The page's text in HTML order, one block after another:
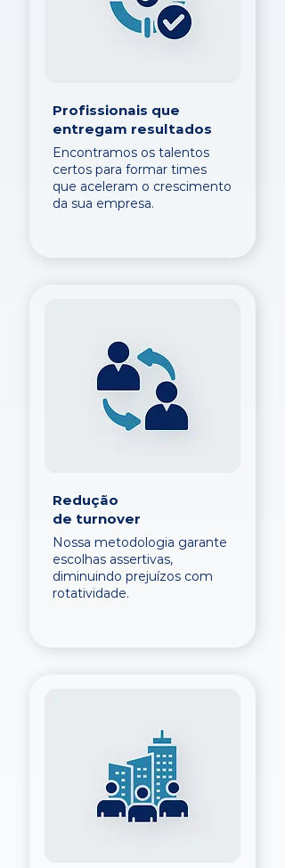
Profissionais que
entregam resultados
Encontramos os talentos
certos para formar times
que aceleram o crescimento
da sua empresa.
Redução
de turnover
Nossa metodologia garante
escolhas assertivas,
diminuindo prejuízos com
rotatividade.